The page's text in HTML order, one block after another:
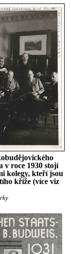
v roce 1930 stojí
kolegy, kteří jsou
kříže (více viz